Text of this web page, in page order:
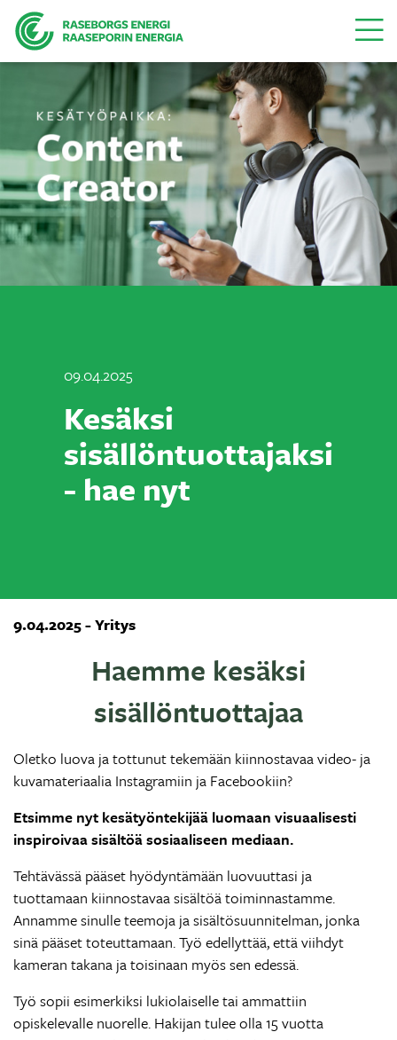
09.04.2025
Kesäksi
sisällöntuottajaksi
- hae nyt
9.04.2025 - Yritys
Haemme kesäksi
sisällöntuottajaa
Oletko luova ja tottunut tekemään kiinnostavaa video- ja
kuvamateriaalia Instagramiin ja Facebookiin?
Etsimme nyt kesätyöntekijää luomaan visuaalisesti
inspiroivaa sisältöä sosiaaliseen mediaan.
Tehtävässä pääset hyödyntämään luovuuttasi ja
tuottamaan kiinnostavaa sisältöä toiminnastamme.
Annamme sinulle teemoja ja sisältösuunnitelman, jonka
sinä pääset toteuttamaan. Työ edellyttää, että viihdyt
kameran takana ja toisinaan myös sen edessä.
Työ sopii esimerkiksi lukiolaiselle tai ammattiin
opiskelevalle nuorelle. Hakijan tulee olla 15 vuotta